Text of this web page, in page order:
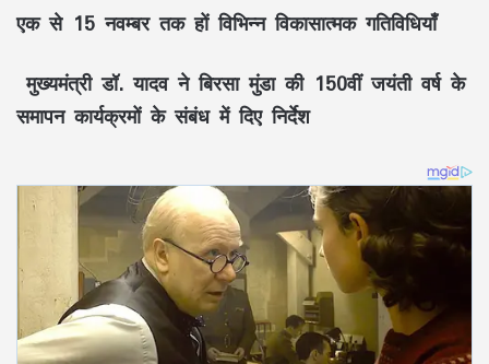
एक से 15 नवम्बर तक हों विभिन्न विकासात्मक गतिविधियाँ
मुख्यमंत्री डॉ. यादव ने बिरसा मुंडा की 150वीं जयंती वर्ष के
समापन कार्यक्रमों के संबंध में दिए निर्देश